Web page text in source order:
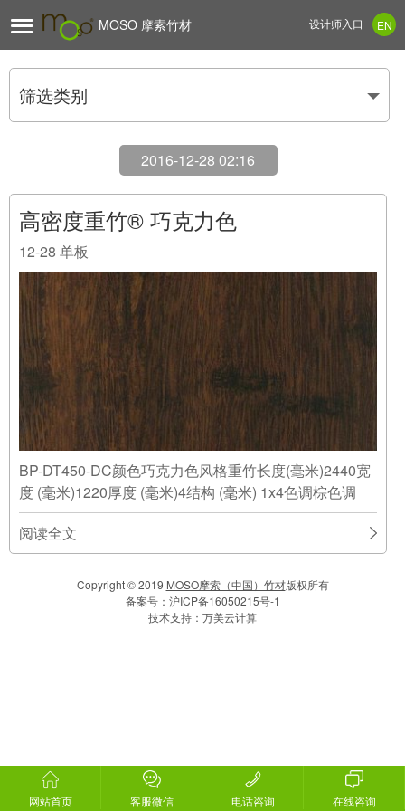
 MOSO 摩索竹材 EN
设计师入口
筛选类别
2016-12-28 02:16
高密度重竹® 巧克力色
12-28 单板
BP-DT450-DC颜色巧克力色风格重竹长度(毫米)2440宽
度 (毫米)1220厚度 (毫米)4结构 (毫米) 1x4色调棕色调
阅读全文
网站首页 客服微信 电话咨询 在线咨询
Copyright © 2019 MOSO摩索（中国）竹材版权所有
备案号： 沪ICP备16050215号-1
技术支持： 万美云计算